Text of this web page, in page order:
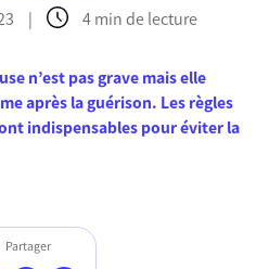
| 4 min de lecture
n’est pas grave mais elle
après la guérison. Les règles
indispensables pour éviter la
Partager